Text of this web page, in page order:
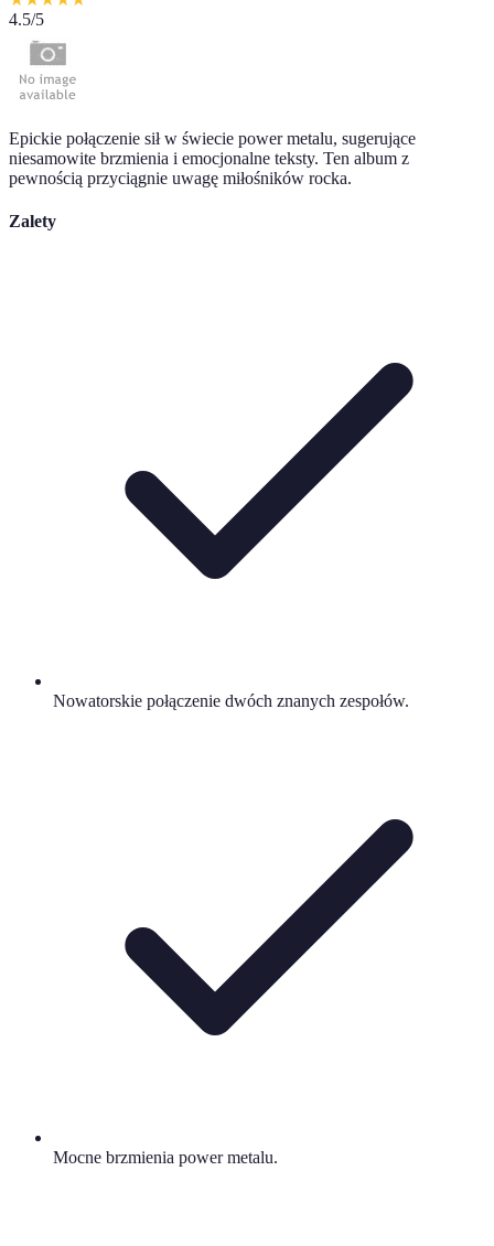
4.5/5
Epickie połączenie sił w świecie power metalu, sugerujące
niesamowite brzmienia i emocjonalne teksty. Ten album z
pewnością przyciągnie uwagę miłośników rocka.
Zalety
Nowatorskie połączenie dwóch znanych zespołów.
Mocne brzmienia power metalu.